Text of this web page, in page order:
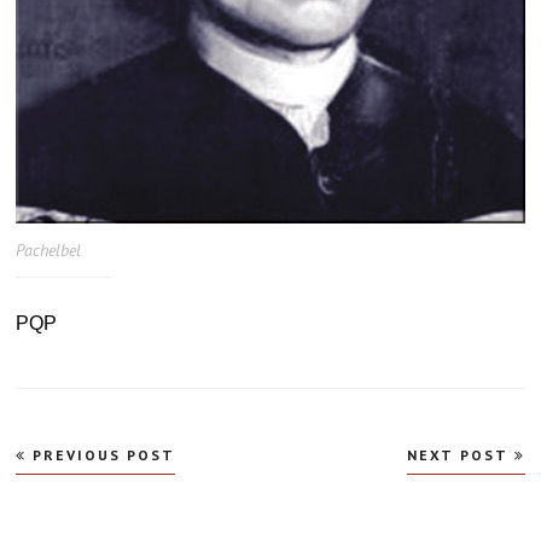
Pachelbel
PQP
Navegação
de
PREVIOUS POST NEXT POST